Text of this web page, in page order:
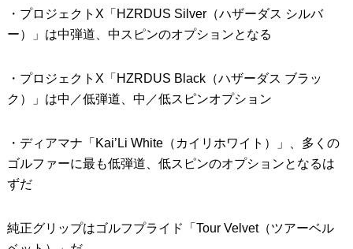
・プロジェクトX「HZRDUS Silver（ハザーダス シルバ
ー）」は中弾道、中スピンのオプションとなる
・プロジェクトX「HZRDUS Black（ハザーダス ブラッ
ク）」は中／低弾道、中／低スピンオプション
・ディアマナ「Kai’Li White（カイリホワイト）」、多くの
ゴルファーに最も低弾道、低スピンのオプションとなるは
ずだ
純正グリップはゴルフプライド「Tour Velvet（ツアーベル